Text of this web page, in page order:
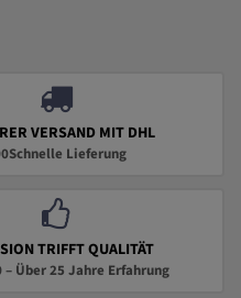
VERSAND MIT DHL
Lieferung
TRIFFT QUALITÄT
– Über 25 Jahre Erfahrung